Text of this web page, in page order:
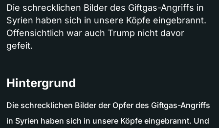
Die schrecklichen Bilder des Giftgas-Angriffs in
Syrien haben sich in unsere Köpfe eingebrannt.
Offensichtlich war auch Trump nicht davor
gefeit.
Hintergrund
Die schrecklichen Bilder der Opfer des Giftgas-Angriffs
in Syrien haben sich in unsere Köpfe eingebrannt. Und